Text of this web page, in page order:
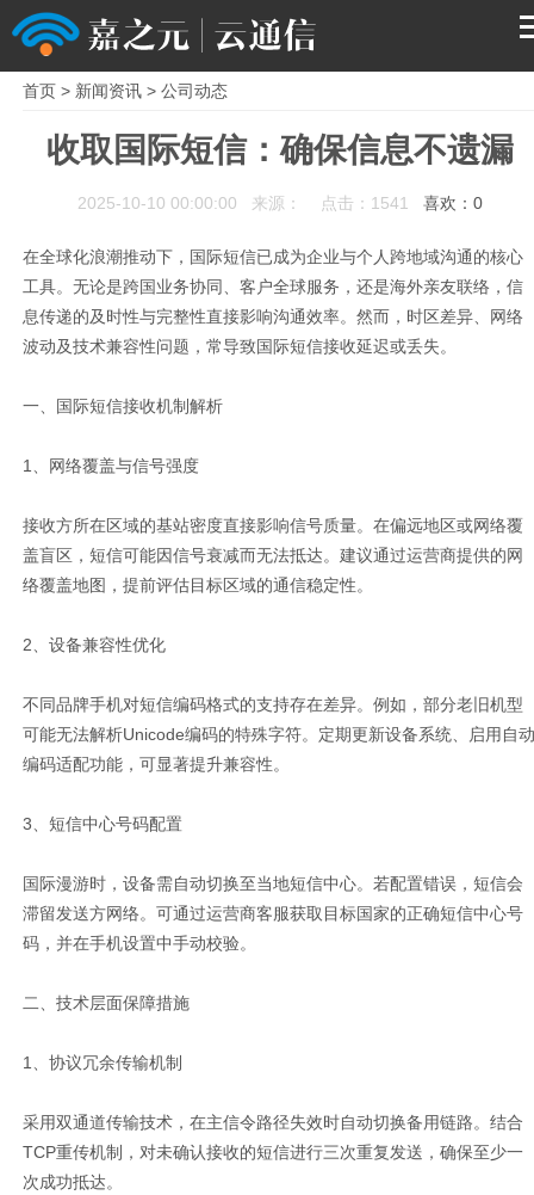
解决方案
服务支持
首页> 新闻资讯> 公司动态
收取国际短信：确保信息不遗漏
2025-10-10 00:00:00 来源： 点击：1541喜欢：0
在全球化浪潮推动下，国际短信已成为企业与个人跨地域沟通的核心
工具。无论是跨国业务协同、客户全球服务，还是海外亲友联络，信
息传递的及时性与完整性直接影响沟通效率。然而，时区差异、网络
波动及技术兼容性问题，常导致国际短信接收延迟或丢失。
一、国际短信接收机制解析
1、网络覆盖与信号强度
接收方所在区域的基站密度直接影响信号质量。在偏远地区或网络覆
盖盲区，短信可能因信号衰减而无法抵达。建议通过运营商提供的网
络覆盖地图，提前评估目标区域的通信稳定性。
2、设备兼容性优化
不同品牌手机对短信编码格式的支持存在差异。例如，部分老旧机型
可能无法解析Unicode编码的特殊字符。定期更新设备系统、启用自动
编码适配功能，可显著提升兼容性。
3、短信中心号码配置
国际漫游时，设备需自动切换至当地短信中心。若配置错误，短信会
滞留发送方网络。可通过运营商客服获取目标国家的正确短信中心号
码，并在手机设置中手动校验。
二、技术层面保障措施
1、协议冗余传输机制
采用双通道传输技术，在主信令路径失效时自动切换备用链路。结合
TCP重传机制，对未确认接收的短信进行三次重复发送，确保至少一
次成功抵达。